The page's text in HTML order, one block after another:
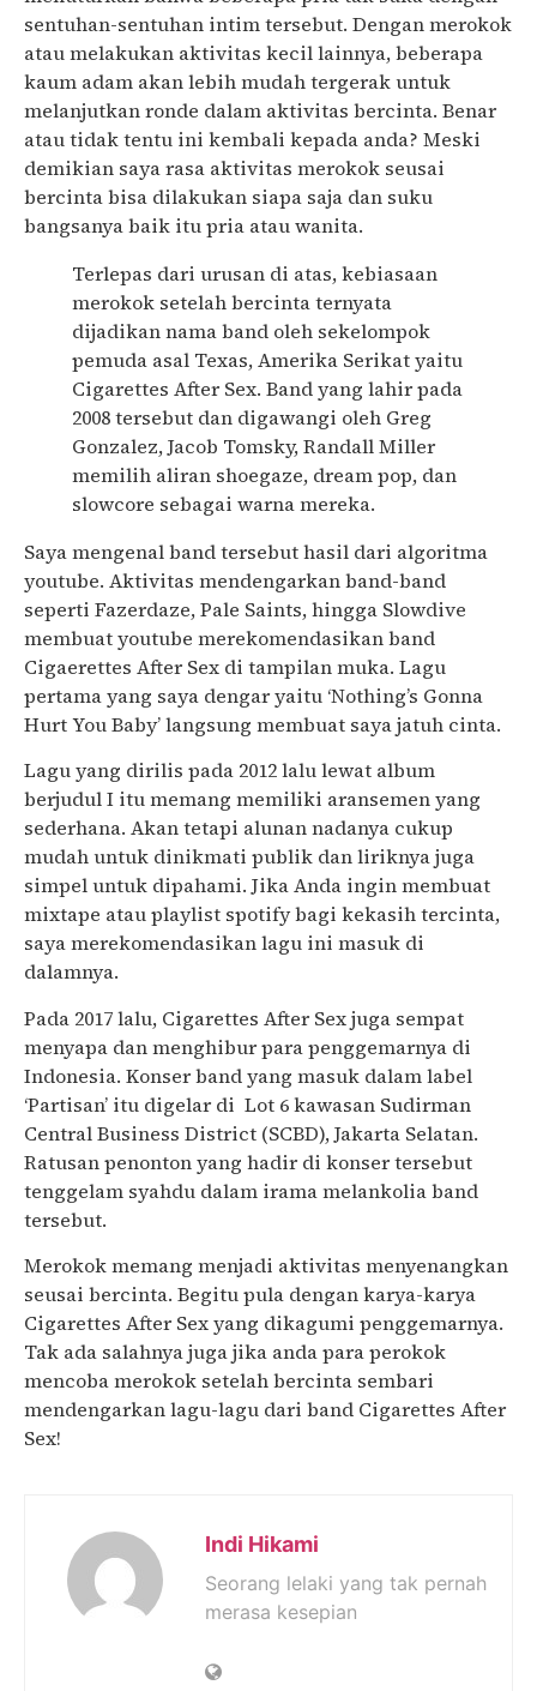
sentuhan-sentuhan intim tersebut. Dengan merokok
atau melakukan aktivitas kecil lainnya, beberapa
kaum adam akan lebih mudah tergerak untuk
melanjutkan ronde dalam aktivitas bercinta. Benar
atau tidak tentu ini kembali kepada anda? Meski
demikian saya rasa aktivitas merokok seusai
bercinta bisa dilakukan siapa saja dan suku
bangsanya baik itu pria atau wanita.
Terlepas dari urusan di atas, kebiasaan
merokok setelah bercinta ternyata
dijadikan nama band oleh sekelompok
pemuda asal Texas, Amerika Serikat yaitu
Cigarettes After Sex. Band yang lahir pada
2008 tersebut dan digawangi oleh Greg
Gonzalez, Jacob Tomsky, Randall Miller
memilih aliran shoegaze, dream pop, dan
slowcore sebagai warna mereka.
Saya mengenal band tersebut hasil dari algoritma
youtube. Aktivitas mendengarkan band-band
seperti Fazerdaze, Pale Saints, hingga Slowdive
membuat youtube merekomendasikan band
Cigaerettes After Sex di tampilan muka. Lagu
pertama yang saya dengar yaitu ‘Nothing’s Gonna
Hurt You Baby’ langsung membuat saya jatuh cinta.
Lagu yang dirilis pada 2012 lalu lewat album
berjudul I itu memang memiliki aransemen yang
sederhana. Akan tetapi alunan nadanya cukup
mudah untuk dinikmati publik dan liriknya juga
simpel untuk dipahami. Jika Anda ingin membuat
mixtape atau playlist spotify bagi kekasih tercinta,
saya merekomendasikan lagu ini masuk di
dalamnya.
Pada 2017 lalu, Cigarettes After Sex juga sempat
menyapa dan menghibur para penggemarnya di
Indonesia. Konser band yang masuk dalam label
‘Partisan’ itu digelar di Lot 6 kawasan Sudirman
Central Business District (SCBD), Jakarta Selatan.
Ratusan penonton yang hadir di konser tersebut
tenggelam syahdu dalam irama melankolia band
tersebut.
Merokok memang menjadi aktivitas menyenangkan
seusai bercinta. Begitu pula dengan karya-karya
Cigarettes After Sex yang dikagumi penggemarnya.
Tak ada salahnya juga jika anda para perokok
mencoba merokok setelah bercinta sembari
mendengarkan lagu-lagu dari band Cigarettes After
Sex!
Indi Hikami
Seorang lelaki yang tak pernah
merasa kesepian